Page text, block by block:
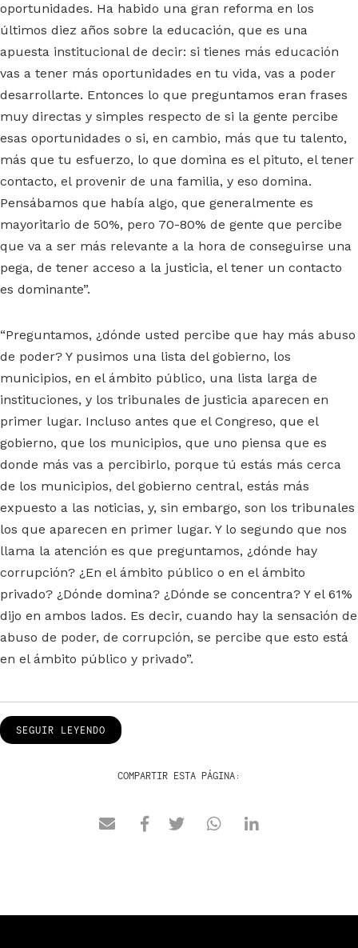
oportunidades. Ha habido una gran reforma en los
últimos diez años sobre la educación, que es una
apuesta institucional de decir: si tienes más educación
vas a tener más oportunidades en tu vida, vas a poder
desarrollarte. Entonces lo que preguntamos eran frases
muy directas y simples respecto de si la gente percibe
esas oportunidades o si, en cambio, más que tu talento,
más que tu esfuerzo, lo que domina es el pituto, el tener
contacto, el provenir de una familia, y eso domina.
Pensábamos que había algo, que generalmente es
mayoritario de 50%, pero 70-80% de gente que percibe
que va a ser más relevante a la hora de conseguirse una
pega, de tener acceso a la justicia, el tener un contacto
es dominante”.
“Preguntamos, ¿dónde usted percibe que hay más abuso
de poder? Y pusimos una lista del gobierno, los
municipios, en el ámbito público, una lista larga de
instituciones, y los tribunales de justicia aparecen en
primer lugar. Incluso antes que el Congreso, que el
gobierno, que los municipios, que uno piensa que es
donde más vas a percibirlo, porque tú estás más cerca
de los municipios, del gobierno central, estás más
expuesto a las noticias, y, sin embargo, son los tribunales
los que aparecen en primer lugar. Y lo segundo que nos
llama la atención es que preguntamos, ¿dónde hay
corrupción? ¿En el ámbito público o en el ámbito
privado? ¿Dónde domina? ¿Dónde se concentra? Y el 61%
dijo en ambos lados. Es decir, cuando hay la sensación de
abuso de poder, de corrupción, se percibe que esto está
en el ámbito público y privado”.
SEGUIR LEYENDO
COMPARTIR ESTA PÁGINA: